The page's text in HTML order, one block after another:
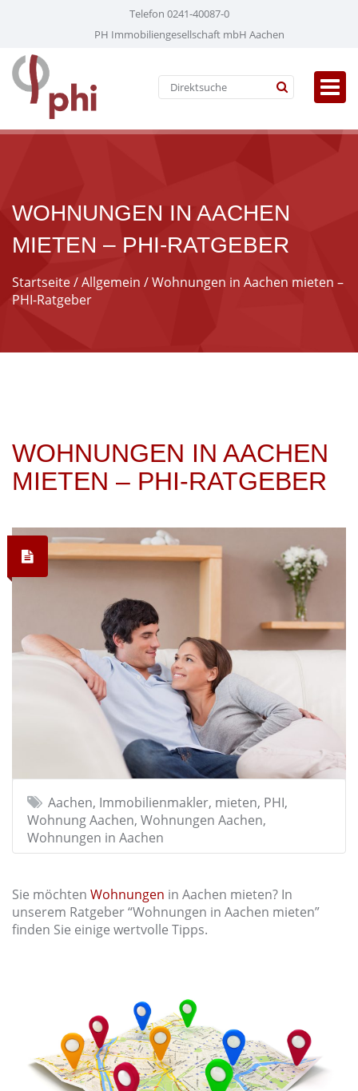
Telefon 0241-40087-0
PH Immobiliengesellschaft mbH Aachen
WOHNUNGEN IN AACHEN
MIETEN – PHI-RATGEBER
Startseite/Allgemein / Wohnungen in Aachen mieten –
PHI-Ratgeber
WOHNUNGEN IN AACHEN
MIETEN – PHI-RATGEBER
Aachen, Immobilienmakler, mieten, PHI,
Wohnung Aachen, Wohnungen Aachen,
Wohnungen in Aachen
Sie möchten Wohnungen in Aachen mieten? In
unserem Ratgeber “Wohnungen in Aachen mieten”
finden Sie einige wertvolle Tipps.